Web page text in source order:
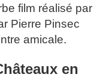
film réalisé par
Pierre Pinsec
amicale.
en